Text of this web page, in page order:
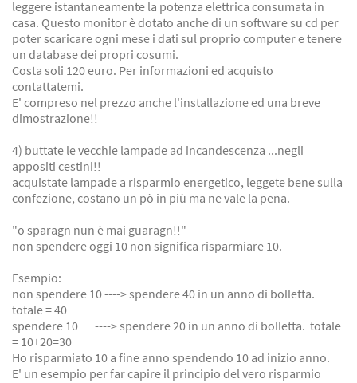
leggere istantaneamente la potenza elettrica consumata in
casa. Questo monitor è dotato anche di un software su cd per
poter scaricare ogni mese i dati sul proprio computer e tenere
un database dei propri cosumi.
Costa soli 120 euro. Per informazioni ed acquisto
contattatemi.
E' compreso nel prezzo anche l'installazione ed una breve
dimostrazione!!
4) buttate le vecchie lampade ad incandescenza ...negli
appositi cestini!!
acquistate lampade a risparmio energetico, leggete bene sulla
confezione, costano un pò in più ma ne vale la pena.
"o sparagn nun è mai guaragn!!"
non spendere oggi 10 non significa risparmiare 10.
Esempio:
non spendere 10 ----> spendere 40 in un anno di bolletta.
totale = 40
spendere 10 ----> spendere 20 in un anno di bolletta. totale
= 10+20=30
Ho risparmiato 10 a fine anno spendendo 10 ad inizio anno.
E' un esempio per far capire il principio del vero risparmio